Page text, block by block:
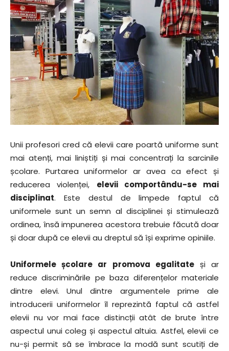
Unii profesori cred că elevii care poartă uniforme sunt
mai atenți, mai liniștiți și mai concentrați la sarcinile
școlare. Purtarea uniformelor ar avea ca efect și
reducerea violenței, elevii comportându-se mai
disciplinat. Este destul de limpede faptul că
uniformele sunt un semn al disciplinei și stimulează
ordinea, însă impunerea acestora trebuie făcută doar
și doar după ce elevii au dreptul să își exprime opiniile.
Uniformele școlare ar promova egalitateși ar
reduce discriminările pe baza diferențelor materiale
dintre elevi. Unul dintre argumentele prime ale
introducerii uniformelor îl reprezintă faptul că astfel
elevii nu vor mai face distincții atât de brute între
aspectul unui coleg și aspectul altuia. Astfel, elevii ce
nu-și permit să se îmbrace la modă sunt scutiți de